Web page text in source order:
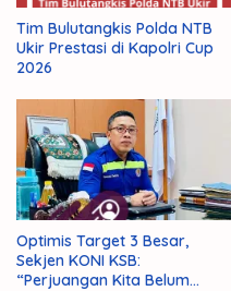
Tim Bulutangkis Polda NTB
Ukir Prestasi di Kapolri Cup
2026
Optimis Target 3 Besar,
Sekjen KONI KSB:
“Perjuangan Kita Belum